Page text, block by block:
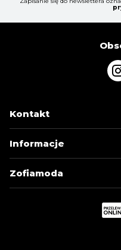
Kontakt
Informacje
Zofiamoda